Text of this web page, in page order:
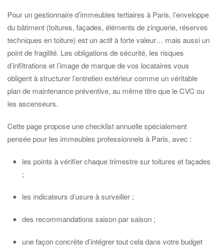
Pour un gestionnaire d’immeubles tertiaires à Paris, l’enveloppe
du bâtiment (toitures, façades, éléments de zinguerie, réserves
techniques en toiture) est un actif à forte valeur… mais aussi un
point de fragilité. Les obligations de sécurité, les risques
d’infiltrations et l’image de marque de vos locataires vous
obligent à structurer l’entretien extérieur comme un véritable
plan de maintenance préventive, au même titre que le CVC ou
les ascenseurs.
Cette page propose une checklist annuelle spécialement
pensée pour les immeubles professionnels à Paris, avec :
les points à vérifier chaque trimestre sur toitures et façades
;
les indicateurs d’usure à surveiller ;
des recommandations saison par saison ;
une façon concrète d’intégrer tout cela dans votre budget